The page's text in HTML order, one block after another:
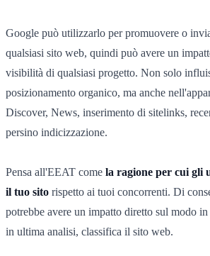
Google può utilizzarlo per promuovere o
qualsiasi sito web, quindi può avere un
visibilità di qualsiasi progetto. Non solo
posizionamento organico, ma anche
Discover, News, inserimento di sitelinks,
persino indicizzazione.
Pensa all'EEAT come la ragione per cui gli
il tuo sito rispetto ai tuoi concorrenti. Di
potrebbe avere un impatto diretto sul modo
in ultima analisi, classifica il sito web.